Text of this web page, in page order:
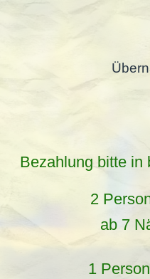
Bezahlung bitte in
2
ab 7
1